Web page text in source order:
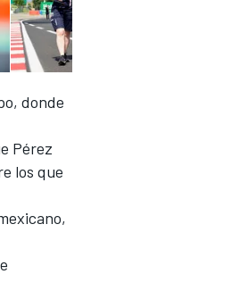
donde
Pérez
los que